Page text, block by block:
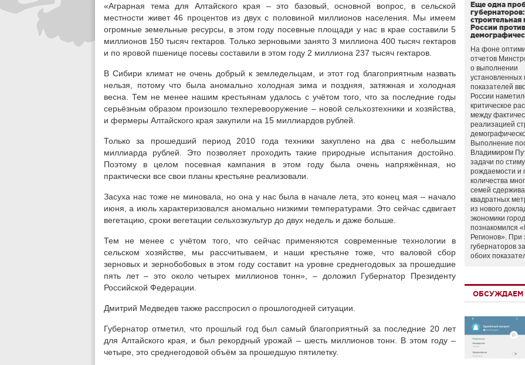
«Аграрная тема для Алтайского края – это базовый, основной вопрос, в сельской
местности живет 46 процентов из двух с половиной миллионов населения. Мы имеем
огромные земельные ресурсы, в этом году посевные площади у нас в крае составили 5
миллионов 150 тысяч гектаров. Только зерновыми занято 3 миллиона 400 тысяч гектаров
и по яровой пшенице посевы составили в этом году 2 миллиона 237 тысяч гектаров.
В Сибири климат не очень добрый к земледельцам, и этот год благоприятным назвать
нельзя, потому что была аномально холодная зима и поздняя, затяжная и холодная
весна. Тем не менее нашим крестьянам удалось с учётом того, что за последние годы
серьёзным образом произошло техперевооружение – новой сельхозтехники и хозяйства,
и фермеры Алтайского края закупили на 15 миллиардов рублей.
Только за прошедший период 2010 года техники закуплено на два с небольшим
миллиарда рублей. Это позволяет проходить такие природные испытания достойно.
Поэтому в целом посевная кампания в этом году была очень напряжённая, но
практически все свои планы крестьяне реализовали.
Засуха нас тоже не миновала, но она у нас была в начале лета, это конец мая – начало
июня, а июль характеризовался аномально низкими температурами. Это сейчас сдвигает
вегетацию, сроки вегетации сельхозкультур до двух недель и даже больше.
Тем не менее с учётом того, что сейчас применяются современные технологии в
сельском хозяйстве, мы рассчитываем, и наши крестьяне тоже, что валовой сбор
зерновых и зернобобовых в этом году составит на уровне среднегодовых за прошедшие
пять лет – это около четырех миллионов тонн», – доложил Губернатор Президенту
Российской Федерации.
Дмитрий Медведев также расспросил о прошлогодней ситуации.
Губернатор отметил, что прошлый год был самый благоприятный за последние 20 лет
для Алтайского края, и был рекордный урожай – шесть миллионов тонн. В этом году –
четыре, это среднегодовой объём за прошедшую пятилетку.
Еще одна
губернаторов:
строительная
России
На фоне
отчетов
о выполнении
установленных
показателей
России
критическое
между
реализацией
Выполнение
Владимиром
задачи по
рождаемости
количества
семей
квадратных
из нового
экономики
познакомился
Регионов». При
губернаторов
обоих
ОБСУЖДАЕМ